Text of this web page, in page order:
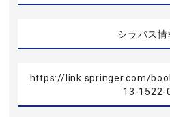
シラバス情
https://link.springer.com/
13-1522-